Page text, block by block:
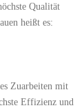
Qualität
heißt es:
Zuarbeiten mit
Effizienz und